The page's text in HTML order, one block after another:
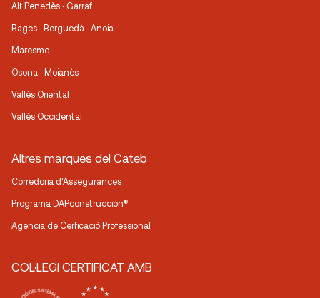
Alt Penedès · Garraf
Bages · Berguedà · Anoia
Maresme
Osona · Moianès
Vallès Oriental
Vallès Occidental
Altres marques del Cateb
Corredoria d’Assegurances
Programa DAPconstrucción®
Agencia de Cerficació Professional
COL·LEGI CERTIFICAT AMB